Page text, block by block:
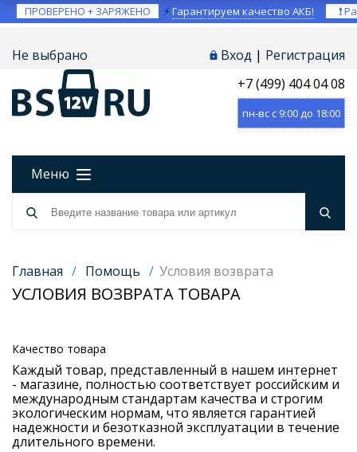
ПРОВЕРЕНО + ЗАРЯЖЕНО ⚡Гарантируем качество АКБ! ❗
Не выбрано Вход | Регистрация
+7 (499) 404 04 08
пн-вс с 9:00 до 18:00
Меню
Главная / Помощь / Условия возврата
УСЛОВИЯ ВОЗВРАТА ТОВАРА
Качество товара
Каждый товар, представленный в нашем интернет
- магазине, полностью соответствует российским и
международным стандартам качества и строгим
экологическим нормам, что является гарантией
надежности и безотказной эксплуатации в течение
длительного времени.